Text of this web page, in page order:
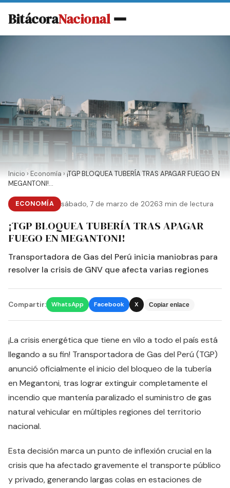
BitácoraNacional
Inicio › Economía › ¡TGP BLOQUEA TUBERÍA TRAS APAGAR FUEGO EN
MEGANTONI!...
ECONOMÍA sábado, 7 de marzo de 20263 min de lectura
¡TGP BLOQUEA TUBERÍA TRAS APAGAR
FUEGO EN MEGANTONI!
Transportadora de Gas del Perú inicia maniobras para
resolver la crisis de GNV que afecta varias regiones
Compartir: WhatsApp Facebook X Copiar enlace
¡La crisis energética que tiene en vilo a todo el país está
llegando a su fin! Transportadora de Gas del Perú (TGP)
anunció oficialmente el inicio del bloqueo de la tubería
en Megantoni, tras lograr extinguir completamente el
incendio que mantenía paralizado el suministro de gas
natural vehicular en múltiples regiones del territorio
nacional.
Esta decisión marca un punto de inflexión crucial en la
crisis que ha afectado gravemente el transporte público
y privado, generando largas colas en estaciones de